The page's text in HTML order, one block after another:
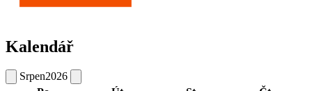
Kalendář
Srpen2026